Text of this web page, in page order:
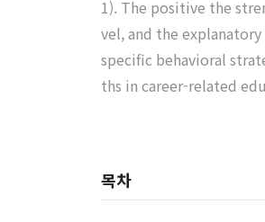
1). The positive the
vel, and the
specific behavioral
ths in career-related
목차